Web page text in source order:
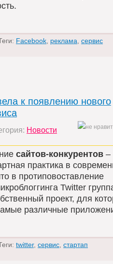
Facebook реклама сервис
к появлению нового
Новости
сайтов-конкурентов –
практика в
в протиповоставление
Twitter
проект, для
различные
twitter, сервис стартап